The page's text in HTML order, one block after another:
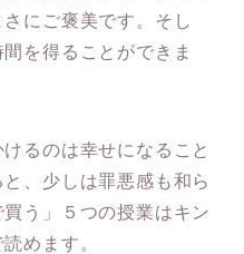
にご褒美です。そし
を得ることができま
るのは幸せになること
、少しは罪悪感も和ら
う」５つの授業はキン
めます。